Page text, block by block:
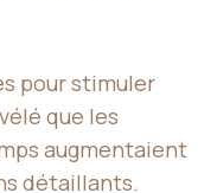
pour stimuler
que les
augmentaient
détaillants.